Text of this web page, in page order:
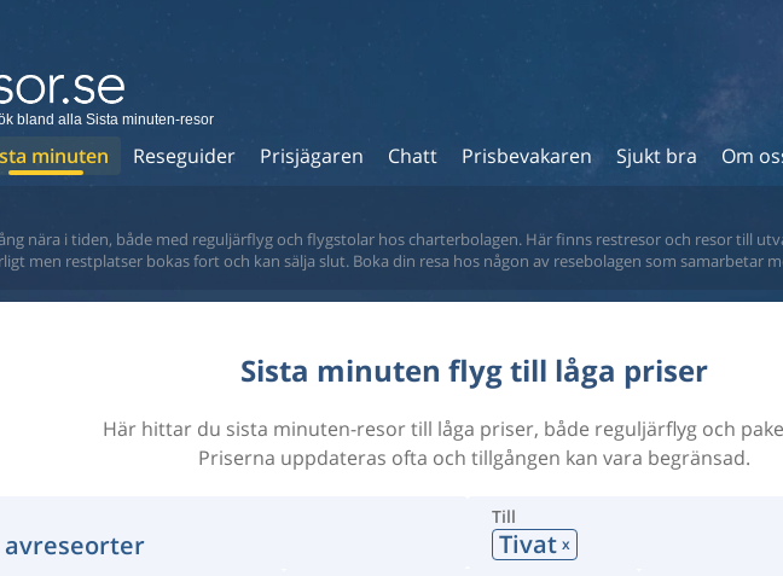
minuten Reseguider Prisjägaren Chatt Prisbevakaren Sjukt bra Om
bland alla Sista minuten-resor
nära i tiden, både med reguljärflyg och flygstolar hos charterbolagen. Här finns restresor och resor till
men restplatser bokas fort och kan sälja slut. Boka din resa hos någon av resebolagen som samarbetar
Sista minuten flyg till låga priser
Här hittar du sista minuten-resor till låga priser, både reguljärflyg och
Priserna uppdateras ofta och tillgången kan vara begränsad.
avreseorter
Till
Tivat x